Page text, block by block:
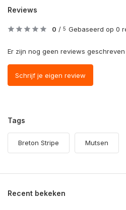
Reviews
0 / 5 Gebaseerd op 0
Er zijn nog geen reviews
Schrijf je eigen review
Tags
Breton Stripe Mutsen
Recent bekeken